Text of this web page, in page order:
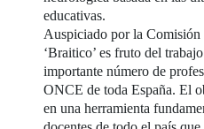
educativas.
Auspiciado por la
‘Braitico’ es fruto del
importante número de
ONCE de toda España. El
en una herramienta